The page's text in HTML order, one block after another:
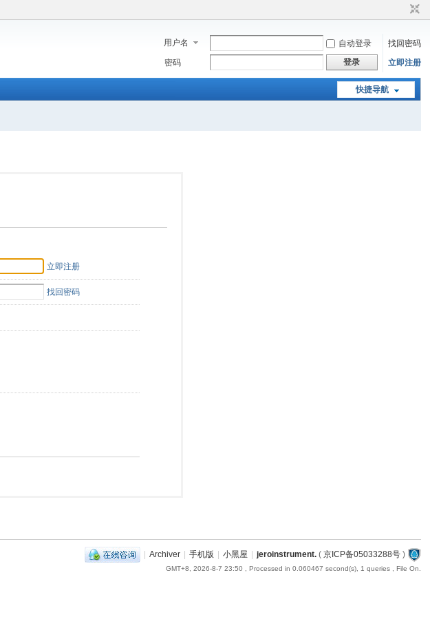
用户名 自动登录
找回密码
密码
登录 立即注册
快捷导航
立即注册
找回密码
| Archiver | 手机版 | 小黑屋 | jeroinstrument.( 京ICP备05033288号)
GMT+8, 2026-8-7 23:50 , Processed in 0.060467 second(s), 1 queries , File On.